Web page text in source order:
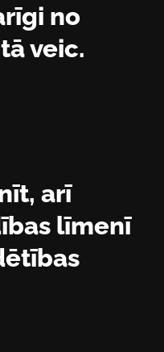
no
veic.
arī
līmenī